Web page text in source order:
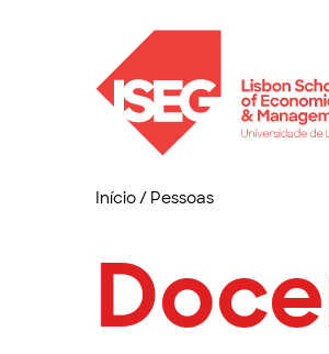
Início/ Pessoas